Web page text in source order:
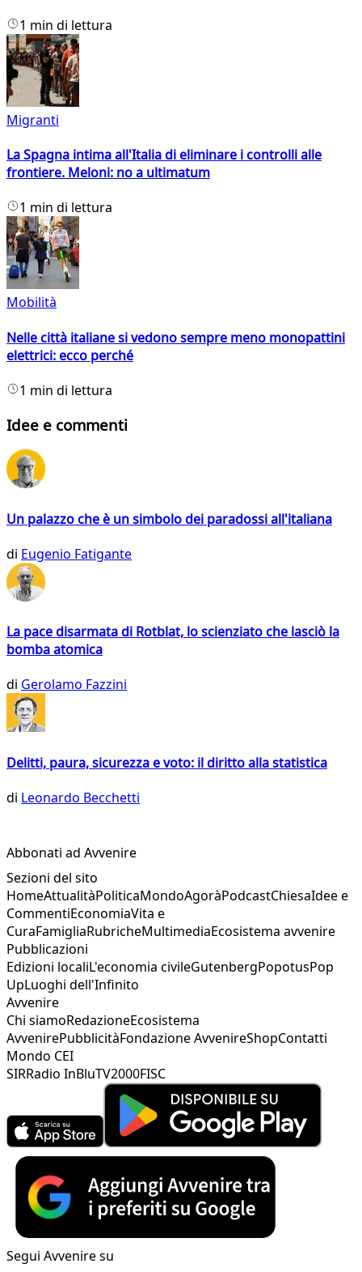
1 min di lettura
Migranti
La Spagna intima all'Italia di eliminare i controlli alle
frontiere. Meloni: no a ultimatum
1 min di lettura
Mobilità
Nelle città italiane si vedono sempre meno monopattini
elettrici: ecco perché
1 min di lettura
Idee e commenti
Un palazzo che è un simbolo dei paradossi all'italiana
di Eugenio Fatigante
La pace disarmata di Rotblat, lo scienziato che lasciò la
bomba atomica
di Gerolamo Fazzini
Delitti, paura, sicurezza e voto: il diritto alla statistica
di Leonardo Becchetti
Abbonati ad Avvenire
Sezioni del sito
HomeAttualitàPoliticaMondoAgoràPodcastChiesaIdee e
CommentiEconomiaVita e
CuraFamigliaRubricheMultimediaEcosistema avvenire
Pubblicazioni
Edizioni localiL'economia civileGutenbergPopotusPop
UpLuoghi dell'Infinito
Avvenire
Chi siamoRedazioneEcosistema
AvvenirePubblicitàFondazione AvvenireShopContatti
Mondo CEI
SIRRadio InBluTV2000FISC
Segui Avvenire su